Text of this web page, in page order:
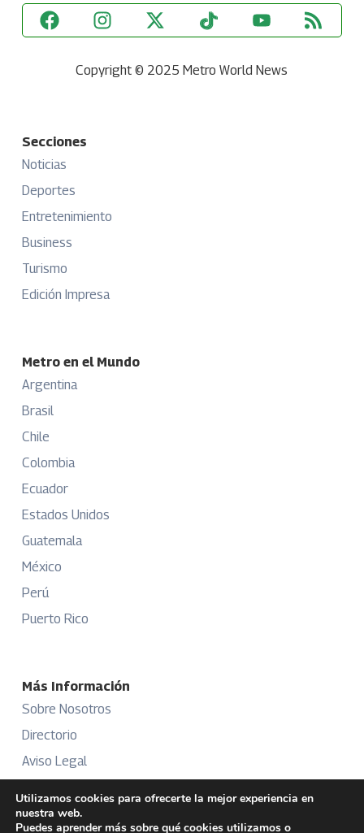
Copyright © 2025 Metro World News
Secciones
Noticias
Deportes
Entretenimiento
Business
Turismo
Edición Impresa
Metro en el Mundo
Argentina
Brasil
Chile
Colombia
Ecuador
Estados Unidos
Guatemala
México
Perú
Puerto Rico
Más Información
Sobre Nosotros
Directorio
Aviso Legal
Publicidad
Utilizamos cookies para ofrecerte la mejor experiencia en
nuestra web.
Puedes aprender más sobre qué cookies utilizamos o